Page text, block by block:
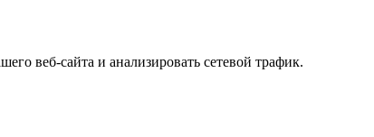
веб-сайта и анализировать сетевой трафик.